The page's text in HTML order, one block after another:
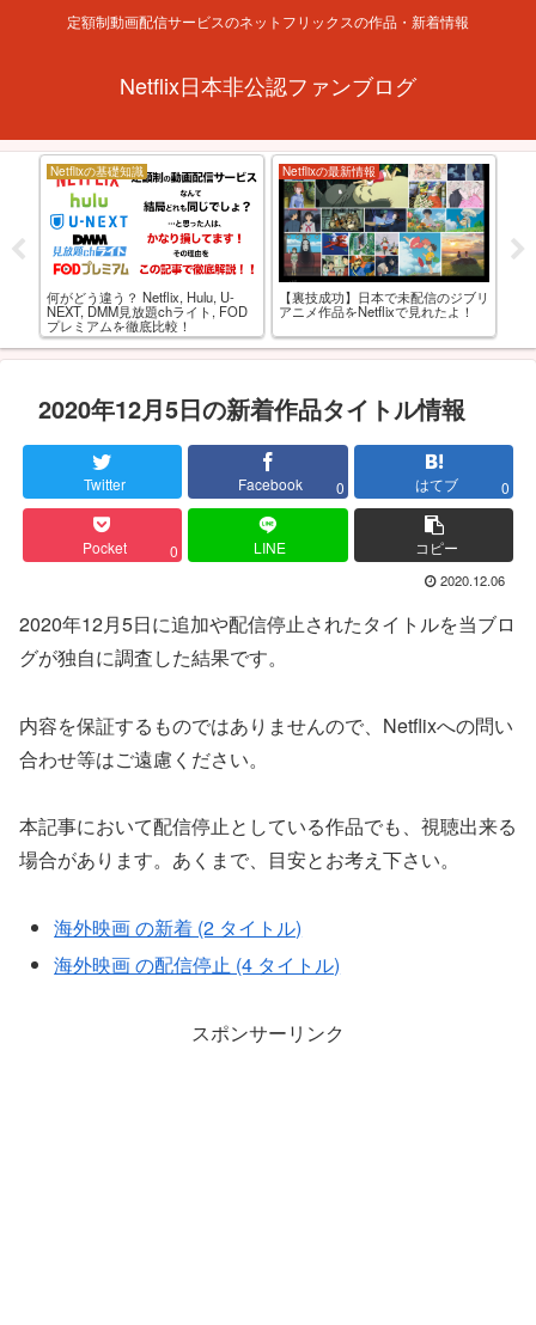
定額制動画配信サービスのネットフリックスの作品・新着情報
Netflix日本非公認ファンブログ
Netflixの基礎知識
何がどう違う？ Netflix, Hulu, U-
NEXT, DMM見放題chライト, FOD
プレミアムを徹底比較！
Netflixの最新情報
【裏技成功】日本で未配信のジブリ
アニメ作品をNetflixで見れたよ！
2020年12月5日の新着作品タイトル情報
Twitter Facebook 0 はてブ 0
Pocket 0 LINE コピー
2020.12.06
2020年12月5日に追加や配信停止されたタイトルを当ブロ
グが独自に調査した結果です。
内容を保証するものではありませんので、Netflixへの問い
合わせ等はご遠慮ください。
本記事において配信停止としている作品でも、視聴出来る
場合があります。あくまで、目安とお考え下さい。
海外映画 の新着 (2 タイトル)
海外映画 の配信停止 (4 タイトル)
スポンサーリンク